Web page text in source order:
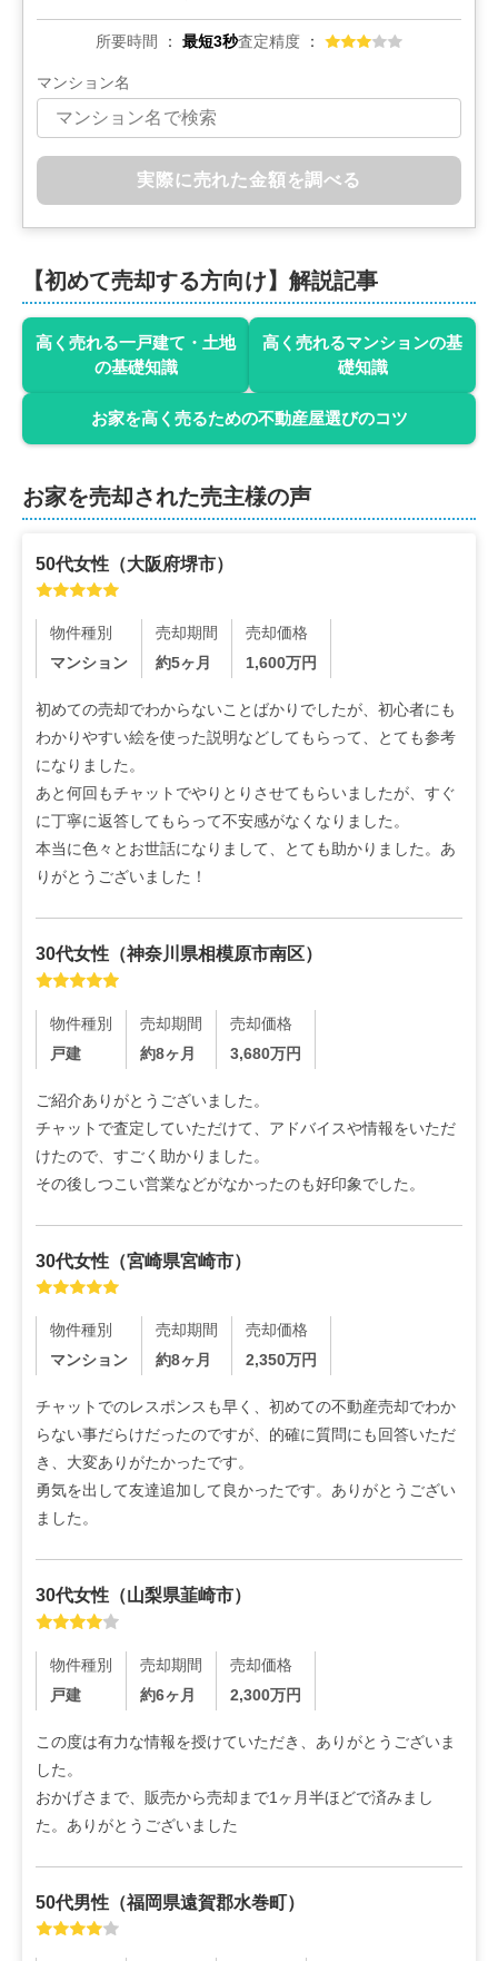
所要時間 最短3秒査定精度
マンション名
実際に売れた金額を調べる
【初めて売却する方向け】解説記事
高く売れる一戸建て・土地
の基礎知識
高く売れるマンションの基
礎知識
お家を高く売るための不動産屋選びのコツ
お家を売却された売主様の声
50代女性 （大阪府堺市）
物件種別
マンション
売却期間
約5ヶ月
売却価格
1,600万円
初めての売却でわからないことばかりでしたが、初心者にも
わかりやすい絵を使った説明などしてもらって、とても参考
になりました。
あと何回もチャットでやりとりさせてもらいましたが、すぐ
に丁寧に返答してもらって不安感がなくなりました。
本当に色々とお世話になりまして、とても助かりました。あ
りがとうございました！
30代女性 （神奈川県相模原市南区）
物件種別
戸建
売却期間
約8ヶ月
売却価格
3,680万円
ご紹介ありがとうございました。
チャットで査定していただけて、アドバイスや情報をいただ
けたので、すごく助かりました。
その後しつこい営業などがなかったのも好印象でした。
30代女性 （宮崎県宮崎市）
物件種別
マンション
売却期間
約8ヶ月
売却価格
2,350万円
チャットでのレスポンスも早く、初めての不動産売却でわか
らない事だらけだったのですが、的確に質問にも回答いただ
き、大変ありがたかったです。
勇気を出して友達追加して良かったです。ありがとうござい
ました。
30代女性 （山梨県韮崎市）
物件種別
戸建
売却期間
約6ヶ月
売却価格
2,300万円
この度は有力な情報を授けていただき、ありがとうございま
した。
おかげさまで、販売から売却まで1ヶ月半ほどで済みまし
た。ありがとうございました
50代男性 （福岡県遠賀郡水巻町）